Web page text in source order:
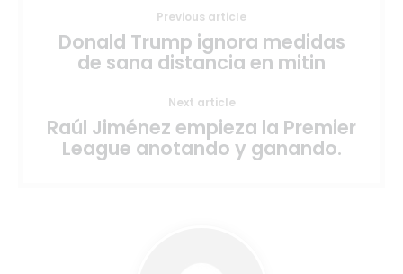
Previous article
Donald Trump ignora medidas
de sana distancia en mitin
Next article
Raúl Jiménez empieza la Premier
League anotando y ganando.